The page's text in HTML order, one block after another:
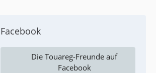
Facebook
Die Touareg-Freunde auf
Facebook